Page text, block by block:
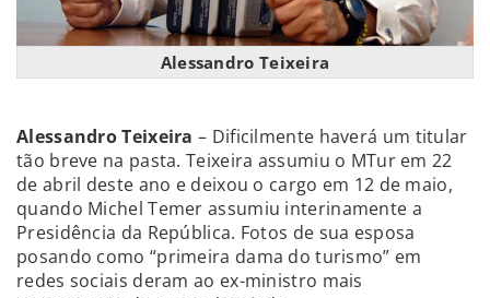
Alessandro Teixeira
Alessandro Teixeira – Dificilmente haverá um titular
tão breve na pasta. Teixeira assumiu o MTur em 22
de abril deste ano e deixou o cargo em 12 de maio,
quando Michel Temer assumiu interinamente a
Presidência da República. Fotos de sua esposa
posando como “primeira dama do turismo” em
redes sociais deram ao ex-ministro mais